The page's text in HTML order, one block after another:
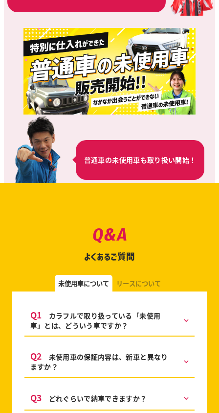
普通車の未使用車も取り扱い開始！
Q&A
よくあるご質問
未使用車について リースについて
Q1
カラフルで取り扱っている「未使用
車」とは、どういう車ですか？
Q2
未使用車の保証内容は、新車と異なり
ますか？
Q3 どれぐらいで納車できますか？